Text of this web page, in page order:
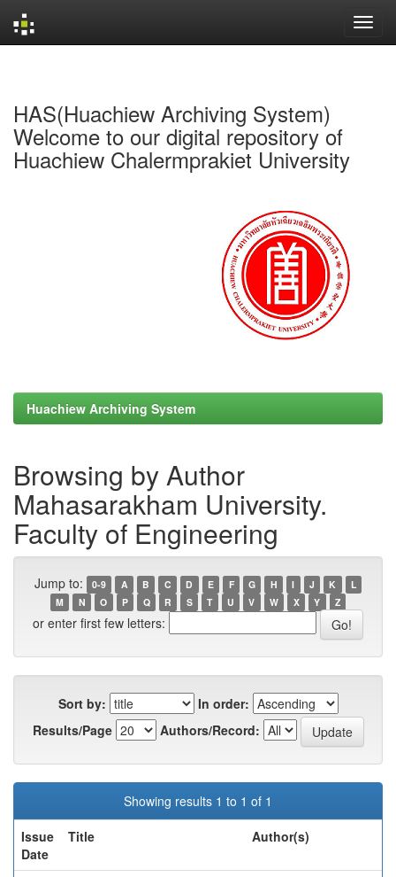
HAS(Huachiew Archiving System)
Welcome to our digital repository of
Huachiew Chalermprakiet University
Huachiew Archiving System
Browsing by Author
Mahasarakham University.
Faculty of Engineering
Jump to: 0-9 A B C D E F G H I J K
L
M
N O P Q R S T U V W X Y Z
or enter first few letters:
Sort by:
In order:
Results/Page
Authors/Record:
Showing results 1 to 1 of 1
Issue
Date
Title Author(s)